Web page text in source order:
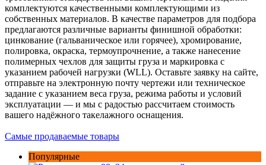
комплектуются качественными комплектующими из
собственных материалов. В качестве параметров для подбора
предлагаются различные варианты финишной обработки:
цинкование (гальваническое или горячее), хромирование,
полировка, окраска, термоупрочнение, а также нанесение
полимерных чехлов для защиты груза и маркировка с
указанием рабочей нагрузки (WLL). Оставьте заявку на сайте,
отправьте на электронную почту чертежи или техническое
задание с указанием веса груза, режима работы и условий
эксплуатации — и мы с радостью рассчитаем стоимость
вашего надёжного такелажного оснащения.
Самые продаваемые товары
Популярные